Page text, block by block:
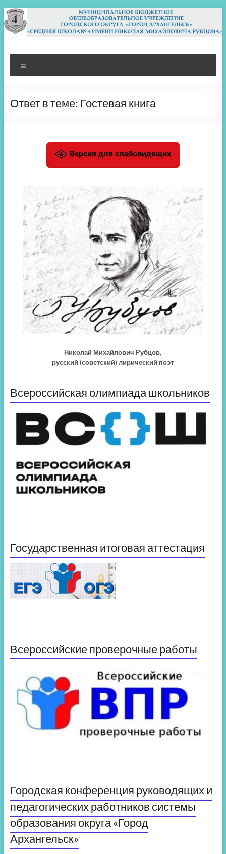
Перейти
к
содержимому
МБОУ СШ 4
Архангельск
Ответ в теме: Гостевая книга
Версия для слабовидящих
Николай Михайлович Рубцов,
русский (советский) лирический поэт
Всероссийская олимпиада школьников
Государственная итоговая аттестация
Всероссийские проверочные работы
Городская конференция руководящих и
педагогических работников системы
образования округа «Город
Архангельск»